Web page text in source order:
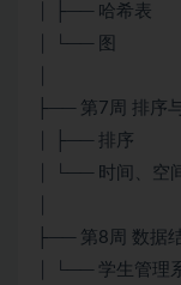
│ ├── 哈希表
│ └── 图
├── 第7周 排序
│ ├── 排序
│ └── 时间、空
├── 第8周 数据
│ └── 学生管理